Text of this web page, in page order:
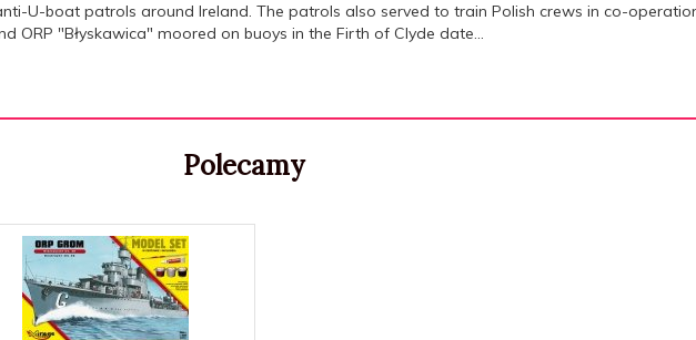
U-boat patrols around Ireland. The patrols also served to train Polish crews in co-
"Błyskawica" moored on buoys in the Firth of Clyde date...
Polecamy